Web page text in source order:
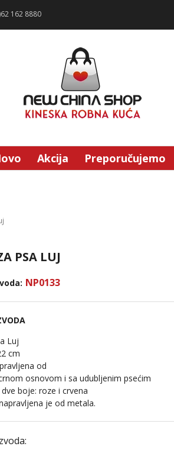
162 8880
Akcija Preporučujemo
PSA LUJ
NP0133
Luj
cm
od
osnovom i sa udubljenim psećim
boje: roze i crvena
je od metala.